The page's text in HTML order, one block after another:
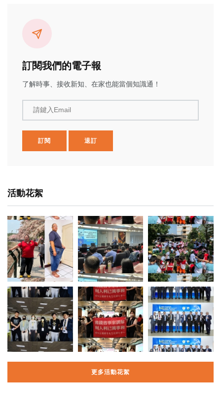
訂閱我們的電子報
了解時事、接收新知、在家也能當個知識通！
請鍵入Email
訂閱 退訂
活動花絮
更多活動花絮